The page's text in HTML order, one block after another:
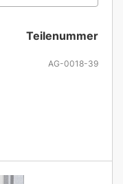
Teilenummer
AG-0018-39